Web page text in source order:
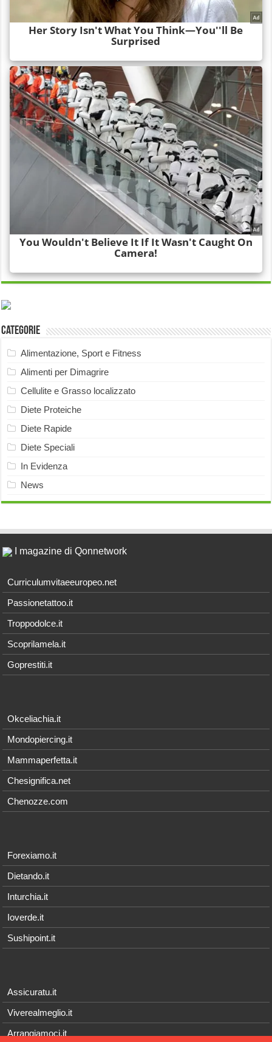
Categorie
Alimentazione, Sport e Fitness
Alimenti per Dimagrire
Cellulite e Grasso localizzato
Diete Proteiche
Diete Rapide
Diete Speciali
In Evidenza
News
I magazine di Qonnetwork
Curriculumvitaeeuropeo.net
Passionetattoo.it
Troppodolce.it
Scoprilamela.it
Goprestiti.it
Okceliachia.it
Mondopiercing.it
Mammaperfetta.it
Chesignifica.net
Chenozze.com
Forexiamo.it
Dietando.it
Inturchia.it
Ioverde.it
Sushipoint.it
Assicuratu.it
Viverealmeglio.it
Arrangiamoci.it